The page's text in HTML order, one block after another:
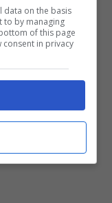
data on the basis
to by managing
of this page
in privacy